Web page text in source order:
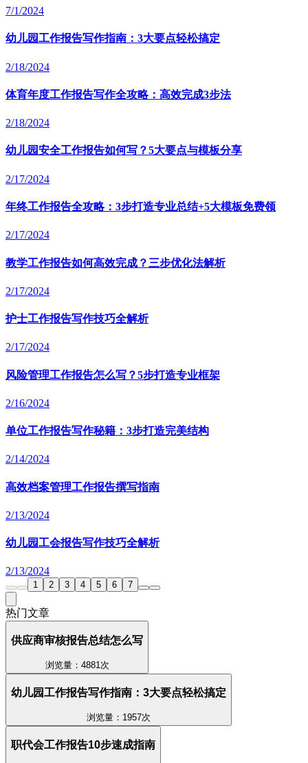
7/1/2024
幼儿园工作报告写作指南：3大要点轻松搞定
2/18/2024
体育年度工作报告写作全攻略：高效完成3步法
2/18/2024
幼儿园安全工作报告如何写？5大要点与模板分享
2/17/2024
年终工作报告全攻略：3步打造专业总结+5大模板免费领
2/17/2024
教学工作报告如何高效完成？三步优化法解析
2/17/2024
护士工作报告写作技巧全解析
2/17/2024
风险管理工作报告怎么写？5步打造专业框架
2/16/2024
单位工作报告写作秘籍：3步打造完美结构
2/14/2024
高效档案管理工作报告撰写指南
2/13/2024
幼儿园工会报告写作技巧全解析
2/13/2024
1 2 3 4 5 6 7
热门文章
供应商审核报告总结怎么写
浏览量：4881次
幼儿园工作报告写作指南：3大要点轻松搞定
浏览量：1957次
职代会工作报告10步速成指南